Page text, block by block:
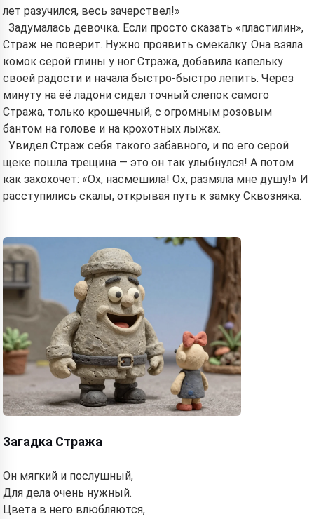
лет разучился, весь зачерствел!»
Задумалась девочка. Если просто сказать «пластилин»,
Страж не поверит. Нужно проявить смекалку. Она взяла
комок серой глины у ног Стража, добавила капельку
своей радости и начала быстро-быстро лепить. Через
минуту на её ладони сидел точный слепок самого
Стража, только крошечный, с огромным розовым
бантом на голове и на крохотных лыжах.
Увидел Страж себя такого забавного, и по его серой
щеке пошла трещина — это он так улыбнулся! А потом
как захохочет: «Ох, насмешила! Ох, размяла мне душу!» И
расступились скалы, открывая путь к замку Сквозняка.
Загадка Стража
Он мягкий и послушный,
Для дела очень нужный.
Цвета в него влюбляются,